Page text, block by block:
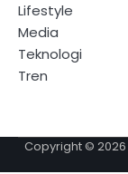
Lifestyle
Media
Teknologi
Tren
Copyright © 2026